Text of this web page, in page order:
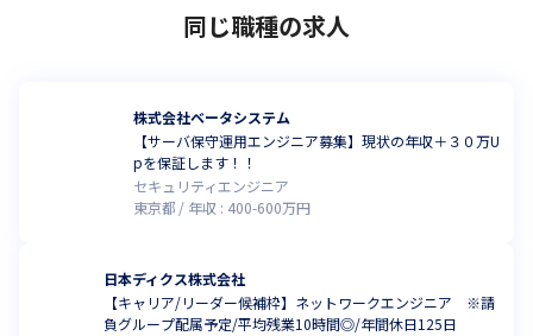
同じ職種の求人
株式会社ベータシステム
【サーバ保守運用エンジニア募集】現状の年収＋３０万U
pを保証します！！
セキュリティエンジニア
東京都
年収 : 400-600万円
日本ディクス株式会社
【キャリア/リーダー候補枠】ネットワークエンジニア ※請
負グループ配属予定/平均残業10時間◎/年間休日125日